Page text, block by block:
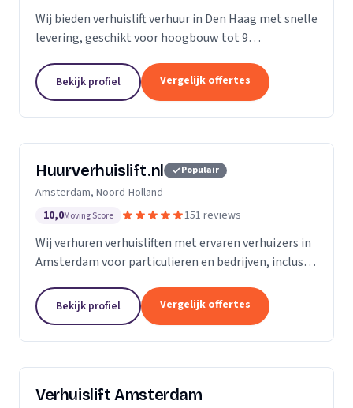
Wij bieden verhuislift verhuur in Den Haag met snelle
levering, geschikt voor hoogbouw tot 9
Bekijk profiel Vergelijk offertes
Huurverhuislift.nl Populair
Amsterdam, Noord-Holland
10,0Moving Score 151 reviews
Wij verhuren verhuisliften met ervaren verhuizers in
Amsterdam voor particulieren en bedrijven, inclusief
Bekijk profiel Vergelijk offertes
Verhuislift Amsterdam